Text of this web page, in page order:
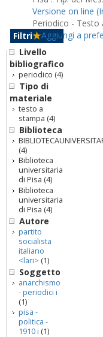
Versione on line
Periodico - Testo
Aggiungi a
Filtri
Livello
bibliografico
periodico (4)
Tipo di
materiale
testo a
stampa (4)
Biblioteca
(4)
Biblioteca
universitaria
di Pisa (4)
Biblioteca
universitaria
di Pisa (4)
Autore
partito
socialista
italiano
<lari> (1)
Soggetto
anarchismo
- periodici i
(1)
pisa -
politica -
1910 i (1)